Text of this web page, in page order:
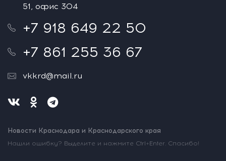
51, офис 304
+7 918 649 22 50
+7 861 255 36 67
vkkrd@mail.ru
Новости Краснодара и Краснодарского края
Нашли ошибку? Выделите и нажмите Ctrl+Enter. Спасибо!